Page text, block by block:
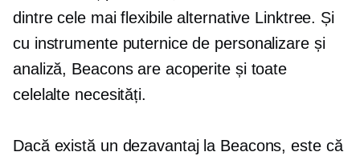
dintre cele mai flexibile alternative Linktree. Și
cu instrumente puternice de personalizare și
analiză, Beacons are acoperite și toate
celelalte necesități.
Dacă există un dezavantaj la Beacons, este că